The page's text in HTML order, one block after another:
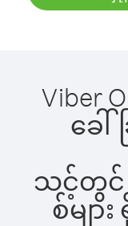
Viber
ခေ
သင့်တွင်
စ်မျ